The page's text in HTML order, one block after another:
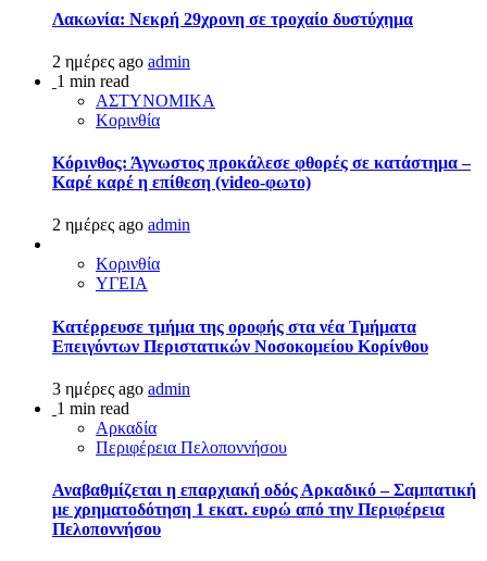
Λακωνία: Νεκρή 29χρονη σε τροχαίο δυστύχημα
2 ημέρες ago admin
1 min read
ΑΣΤΥΝΟΜΙΚΑ
Κορινθία
Κόρινθος: Άγνωστος προκάλεσε φθορές σε κατάστημα –
Καρέ καρέ η επίθεση (video-φωτο)
2 ημέρες ago admin
Κορινθία
ΥΓΕΙΑ
Kατέρρευσε τμήμα της οροφής στα νέα Τμήματα
Επειγόντων Περιστατικών Νοσοκομείου Κορίνθου
3 ημέρες ago admin
1 min read
Αρκαδία
Περιφέρεια Πελοποννήσου
Αναβαθμίζεται η επαρχιακή οδός Αρκαδικό – Σαμπατική
με χρηματοδότηση 1 εκατ. ευρώ από την Περιφέρεια
Πελοποννήσου